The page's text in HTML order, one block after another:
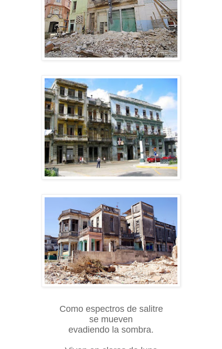
Como espectros de salitre
se mueven
evadiendo la sombra.